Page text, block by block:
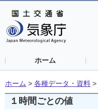
ホーム
ホーム > 各種データ・資料 >
１時間ごとの値